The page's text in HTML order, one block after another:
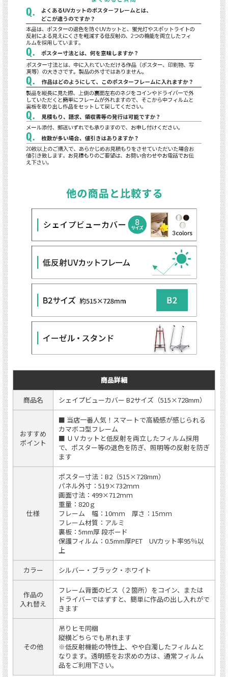
商品詳細
商品名 シェイプビューカバー B2サイズ（515×728mm）
おすすめ
ポイント
■ 当店一番人気！スマートで高級感が感じられる
カマボコ型フレーム
■ ＵＶカットと低反射を両立したフィルム採用
で、ポスター等の退色を防ぎ、照明等の反射を防ぎ
ます
仕様
ポスター寸法：B2（515×728mm）
パネル外寸：519×732ｍｍ
画面寸法：499×712ｍｍ
重量：820ｇ
フレーム 幅：10ｍｍ 厚さ：15ｍｍ
フレーム材質：アルミ
裏板：5mm厚 段ボード
保護フィルム：0.5mm厚PET UVカット率95％以
上
カラー シルバー・ブラック・ホワイト
作品の
入れ替え
フレーム背面のビス（２箇所）をコイン、または
ドライバーではずすと、簡単に作品の出し入れがで
きます
その他
吊りヒモ同梱
縦横どちらでも吊れます
※低反射機能の特性上、やや白濁したフィルムと
なります。透明感をお求めの方は、通常フィルム
品をご利用下さい。